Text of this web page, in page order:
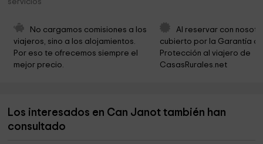
Santa Cecília de Molló
Molló Parc Aventura
Santa Maria de Bolós
Espinavell Caballos 6,1 km
Cementerio de Camprodon 6,3 km
servicios
No cargamos comisiones a los
viajeros, sino a los alojamientos.
Por eso te ofrecemos siempre el
mejor precio.
Al reservar con
cubierto por la Garantía
Protección al viajero de
CasasRurales.net
Los interesados en Can Janot también han
consultado